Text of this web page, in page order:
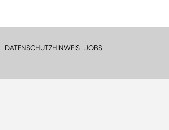
DATENSCHUTZHINWEIS JOBS